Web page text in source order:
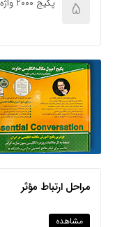
5 پکیج 2000 واژه شگفت انگیز جاوید
مراحل ارتباط مؤثر
مشاهده